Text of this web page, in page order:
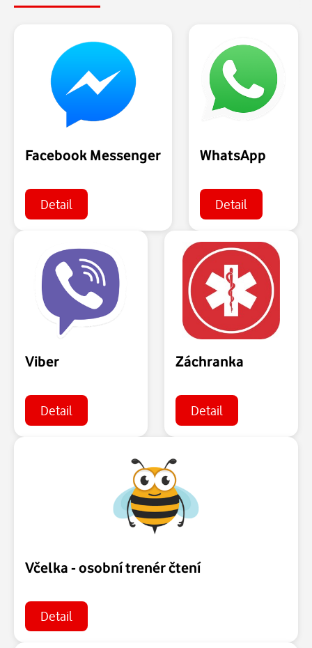
Facebook Messenger
Detail
WhatsApp
Detail
Viber
Detail
Záchranka
Detail
Včelka - osobní trenér čtení
Detail